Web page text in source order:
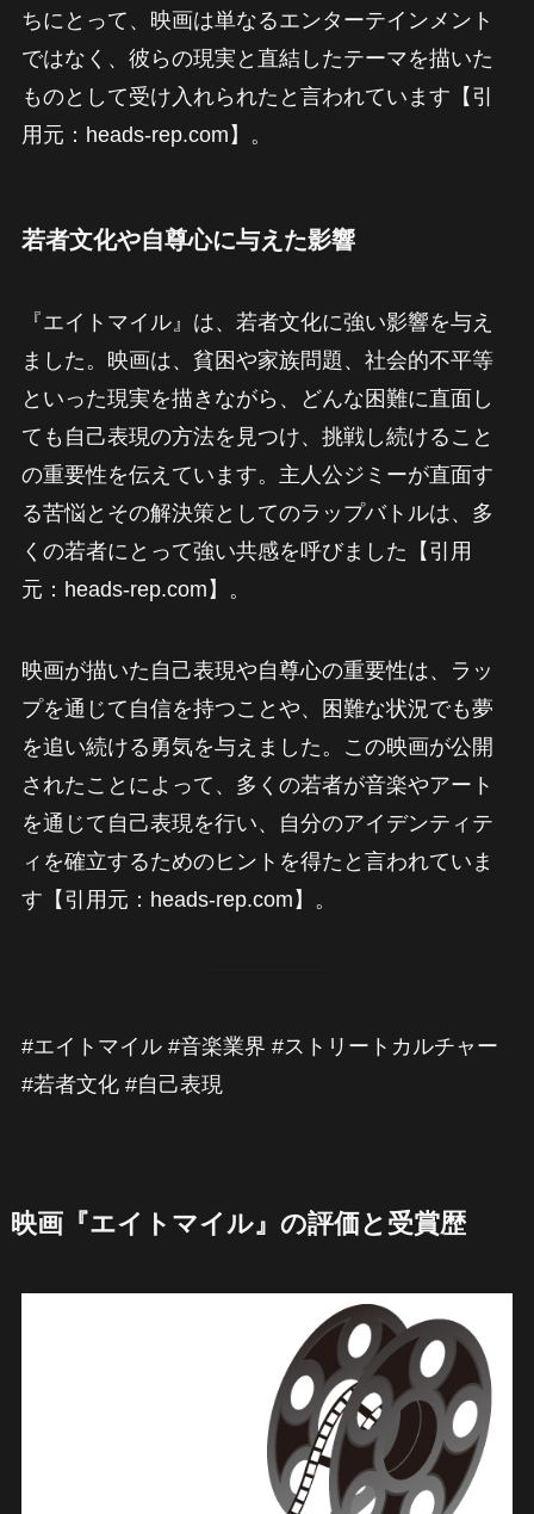
ちにとって、映画は単なるエンターテインメント
ではなく、彼らの現実と直結したテーマを描いた
ものとして受け入れられたと言われています【引
用元：heads-rep.com】。
若者文化や自尊心に与えた影響
『エイトマイル』は、若者文化に強い影響を与え
ました。映画は、貧困や家族問題、社会的不平等
といった現実を描きながら、どんな困難に直面し
ても自己表現の方法を見つけ、挑戦し続けること
の重要性を伝えています。主人公ジミーが直面す
る苦悩とその解決策としてのラップバトルは、多
くの若者にとって強い共感を呼びました【引用
元：heads-rep.com】。
映画が描いた自己表現や自尊心の重要性は、ラッ
プを通じて自信を持つことや、困難な状況でも夢
を追い続ける勇気を与えました。この映画が公開
されたことによって、多くの若者が音楽やアート
を通じて自己表現を行い、自分のアイデンティテ
ィを確立するためのヒントを得たと言われていま
す【引用元：heads-rep.com】。
#エイトマイル #音楽業界 #ストリートカルチャー
#若者文化 #自己表現
映画『エイトマイル』の評価と受賞歴